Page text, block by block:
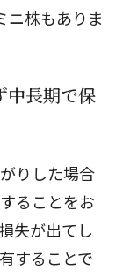
株もありま
中長期で保
りした場合
ることをお
失が出てし
することで